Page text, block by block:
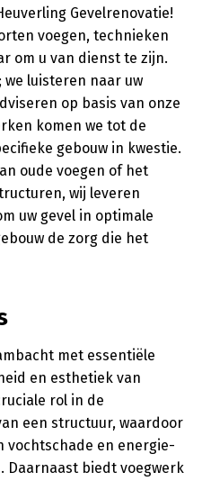
Gevelrenovatie!
voegen, technieken
om u van dienst te zijn.
we luisteren naar uw
op basis van onze
komen we tot de
gebouw in kwestie.
oude voegen of het
wij leveren
uw gevel in optimale
de zorg die het
met essentiële
en esthetiek van
rol in de
een structuur, waardoor
vochtschade en energie-
biedt voegwerk